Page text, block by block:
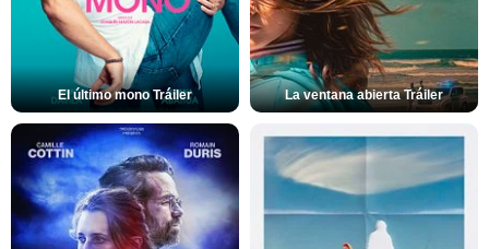
El último mono Tráiler La ventana abierta Tráiler